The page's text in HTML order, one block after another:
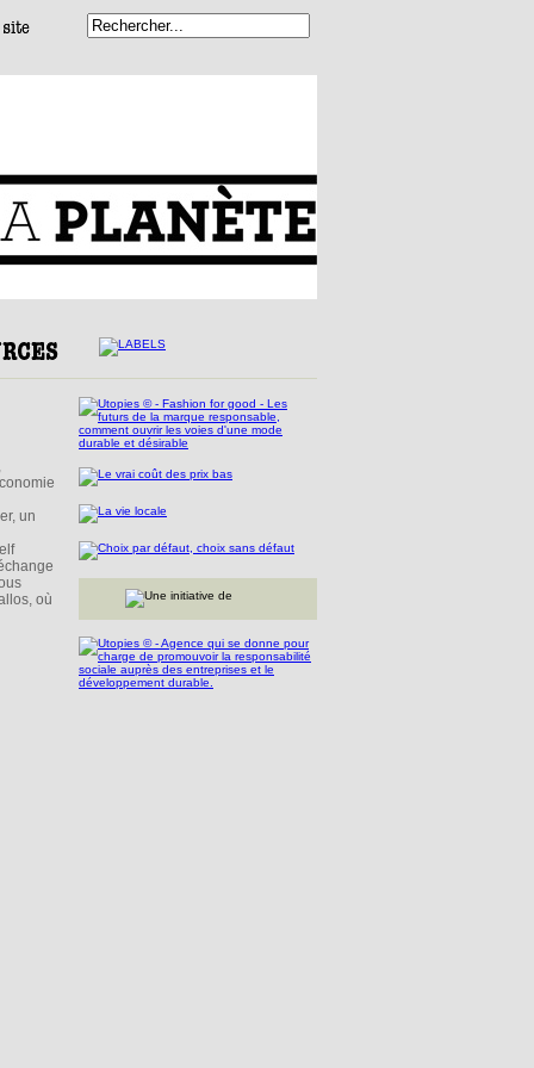
un
où